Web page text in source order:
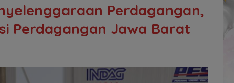
Perdagangan,
Perdagangan Jawa Barat